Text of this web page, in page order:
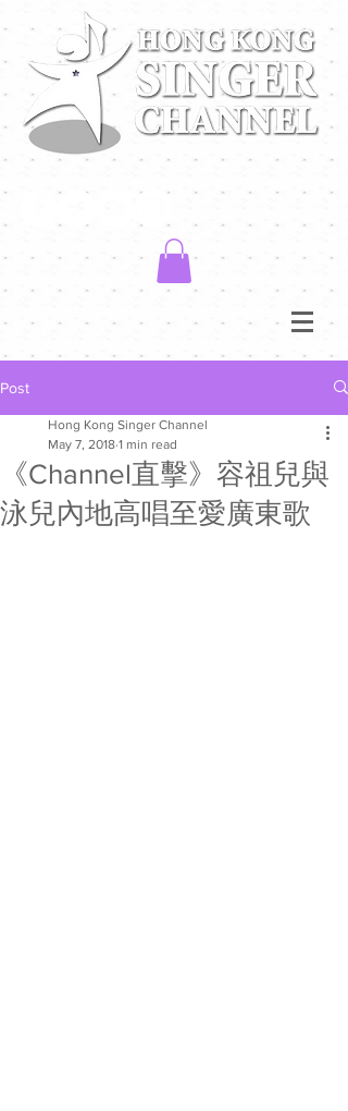
Post
《Channel直擊》容祖兒與
泳兒內地高唱至愛廣東歌
Hong Kong Singer Channel
May 7, 2018 1 min read